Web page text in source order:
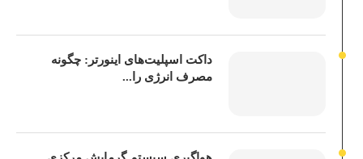
داکت اسپلیت‌های اینورتر: چگونه
مصرف انرژی را...